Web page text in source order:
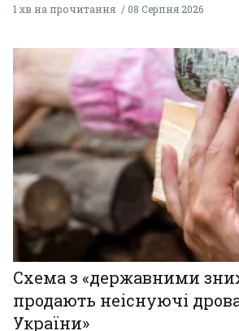
1 хв на прочитання 08 Серпня 2026
Схема з «державними
продають неіснуючі
України»